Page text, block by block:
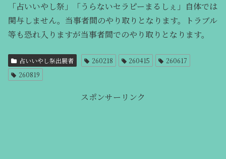
「占いいやし祭」「うらないセラピーまるしぇ」自体では
関与しません。当事者間のやり取りとなります。トラブル
等も恐れ入りますが当事者間でのやり取りとなります。
占いいやし祭出展者 260218 260415
260617
260819
スポンサーリンク